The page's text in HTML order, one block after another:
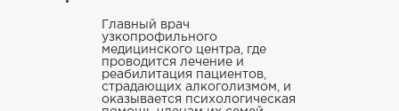
Главный врач
узкопрофильного
медицинского центра, где
проводится лечение и
реабилитация пациентов,
страдающих алкоголизмом, и
оказывается психологическая